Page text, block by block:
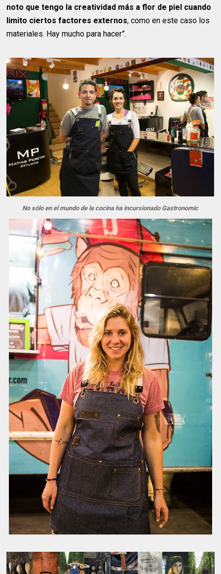
noto que tengo la creatividad más a flor de piel cuando
limito ciertos factores externos, como en este caso los
materiales. Hay mucho para hacer”.
No sólo en el mundo de la cocina ha incursionado Gastronomic